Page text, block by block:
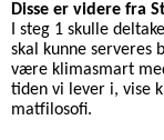
Disse er videre fra
I steg 1 skulle
skal kunne serveres
være klimasmart
tiden vi lever i, vise
matfilosofi.